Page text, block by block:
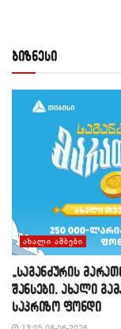
ბიზნესი
ᲐᲮᲐᲚᲘ ᲐᲛᲑᲔᲑᲘ
„საგანძურის
შანსები, ახალი
საპრიზო ფონდი